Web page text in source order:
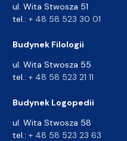
ul. Wita Stwosza 51
tel.: + 48 58 523 30 01
Budynek Filologii
ul. Wita Stwosza 55
tel.: + 48 58 523 21 11
Budynek Logopedii
ul. Wita Stwosza 58
tel.: + 48 58 523 23 63